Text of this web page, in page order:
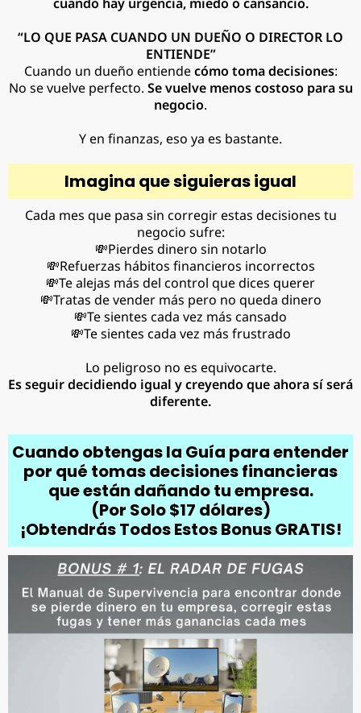
cuando hay urgencia, miedo o cansancio.
“LO QUE PASA CUANDO UN DUEÑO O DIRECTOR LO
ENTIENDE”
Cuando un dueño entiendecómo toma decisiones:
No se vuelve perfecto. Se vuelve menos costoso para su
negocio.
Y en finanzas, eso ya es bastante.
Imagina que siguieras igual
Cada mes que pasa sin corregir estas decisiones tu
negocio sufre:
💸Pierdes dinero sin notarlo
💸Refuerzas hábitos financieros incorrectos
💸Te alejas más del control que dices querer
💸Tratas de vender más pero no queda dinero
💸Te sientes cada vez más cansado
💸Te sientes cada vez más frustrado
Lo peligroso no es equivocarte.
Es seguir decidiendo igual y creyendo que ahora sí será
diferente.
Cuando obtengas la Guía para entender
por qué tomas decisiones financieras
que están dañando tu empresa.
(Por Solo $17 dólares)
¡Obtendrás Todos Estos Bonus GRATIS!